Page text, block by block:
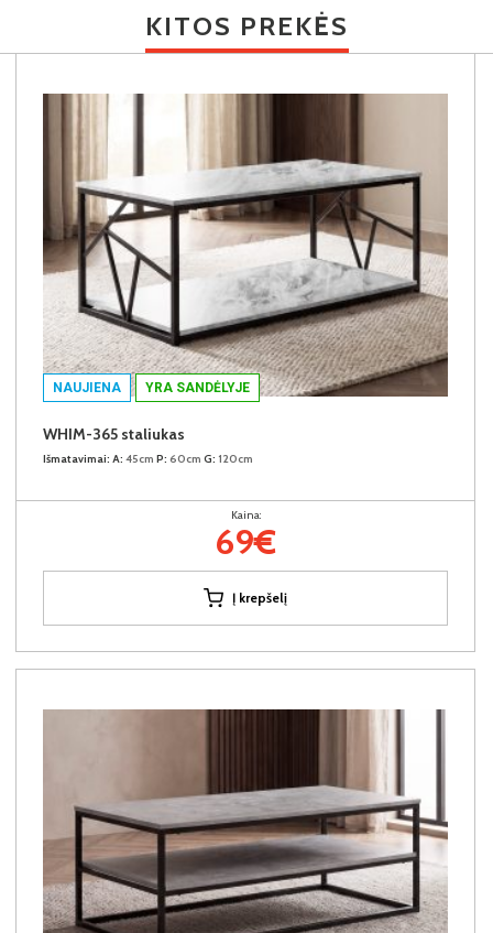
KITOS PREKĖS
NAUJIENA YRA SANDĖLYJE
WHIM-365 staliukas
Išmatavimai: A: 45cm P: 60cm G: 120cm
Kaina:
69€
Į krepšelį